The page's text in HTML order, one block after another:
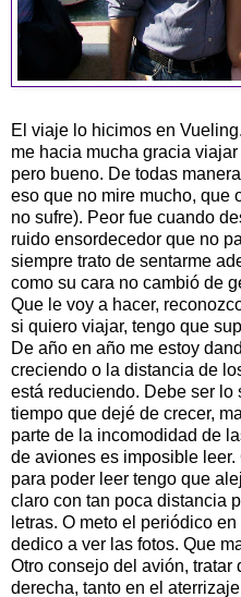
El viaje lo hicimos en
me hacia mucha gracia
pero bueno. De todas
eso que no mire mucho, que
no sufre). Peor fue cuando
ruido ensordecedor que no
siempre trato de sentarme
como su cara no cambió de
Que le voy a hacer,
si quiero viajar, tengo que
De año en año me estoy
creciendo o la distancia de
está reduciendo. Debe ser
tiempo que dejé de crecer,
parte de la incomodidad de
de aviones es imposible
para poder leer tengo que
claro con tan poca distancia
letras. O meto el periódico
dedico a ver las fotos. Que
Otro consejo del avión, tratar
derecha, tanto en el